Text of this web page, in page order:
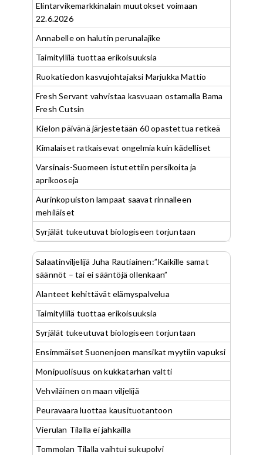
Elintarvikemarkkinalain muutokset voimaan
22.6.2026
Annabelle on halutin perunalajike
Taimityllilä tuottaa erikoisuuksia
Ruokatiedon kasvujohtajaksi Marjukka Mattio
Fresh Servant vahvistaa kasvuaan ostamalla Bama
Fresh Cutsin
Kielon päivänä järjestetään 60 opastettua retkeä
Kimalaiset ratkaisevat ongelmia kuin kädelliset
Varsinais-Suomeen istutettiin persikoita ja
aprikooseja
Aurinkopuiston lampaat saavat rinnalleen
mehiläiset
Syrjälät tukeutuvat biologiseen torjuntaan
Salaatinviljelijä Juha Rautiainen:”Kaikille samat
säännöt – tai ei sääntöjä ollenkaan”
Alanteet kehittävät elämyspalvelua
Taimityllilä tuottaa erikoisuuksia
Syrjälät tukeutuvat biologiseen torjuntaan
Ensimmäiset Suonenjoen mansikat myytiin vapuksi
Monipuolisuus on kukkatarhan valtti
Vehviläinen on maan viljelijä
Peuravaara luottaa kausituotantoon
Vierulan Tilalla ei jahkailla
Tommolan Tilalla vaihtui sukupolvi